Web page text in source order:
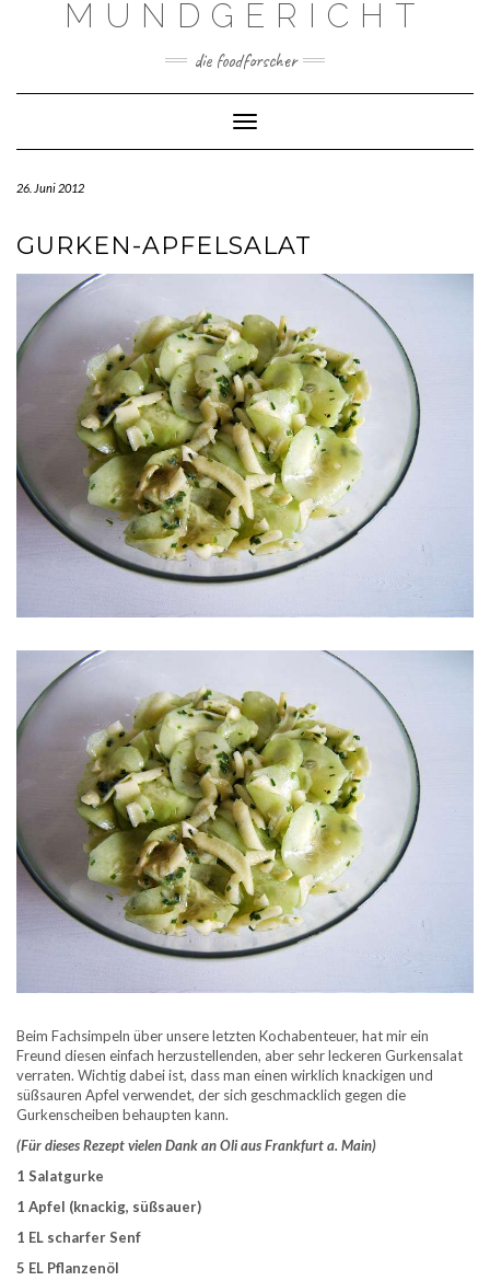
MUNDGERICHT
die foodforscher
Toggle Navigation
26. Juni 2012
GURKEN-APFELSALAT
Beim Fachsimpeln über unsere letzten Kochabenteuer, hat mir ein
Freund diesen einfach herzustellenden, aber sehr leckeren Gurkensalat
verraten. Wichtig dabei ist, dass man einen wirklich knackigen und
süßsauren Apfel verwendet, der sich geschmacklich gegen die
Gurkenscheiben behaupten kann.
(Für dieses Rezept vielen Dank an Oli aus Frankfurt a. Main)
1 Salatgurke
1 Apfel (knackig, süßsauer)
1 EL scharfer Senf
5 EL Pflanzenöl